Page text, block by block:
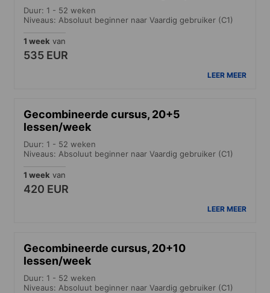
Duur: 1 - 52 weken
Niveaus: Absoluut beginner naar Vaardig gebruiker (C1)
1 week van
535 EUR
LEER MEER
Gecombineerde cursus, 20+5
lessen/week
Duur: 1 - 52 weken
Niveaus: Absoluut beginner naar Vaardig gebruiker (C1)
1 week van
420 EUR
LEER MEER
Gecombineerde cursus, 20+10
lessen/week
Duur: 1 - 52 weken
Niveaus: Absoluut beginner naar Vaardig gebruiker (C1)